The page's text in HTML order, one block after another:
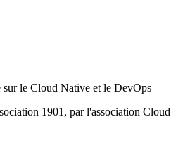
sur le Cloud Native et le DevOps
1901, par l'association Cloud